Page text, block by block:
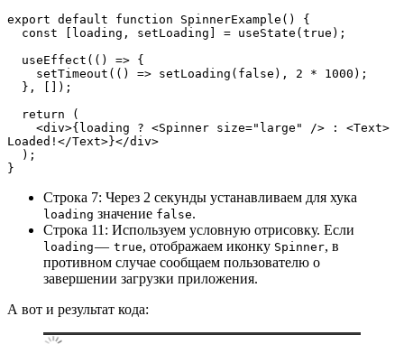
export default function SpinnerExample() {
  const [loading, setLoading] = useState(true);
  useEffect(() => {
    setTimeout(() => setLoading(false), 2 * 1000);
  }, []);
  return (
Loaded!</Text>}</div>
  );
}
Строка 7: Через 2 секунды устанавливаем для хука
loading значение false.
Строка 11: Используем условную отрисовку. Если
loading— true, отображаем иконку Spinner, в
противном случае сообщаем пользователю о
завершении загрузки приложения.
А вот и результат кода: